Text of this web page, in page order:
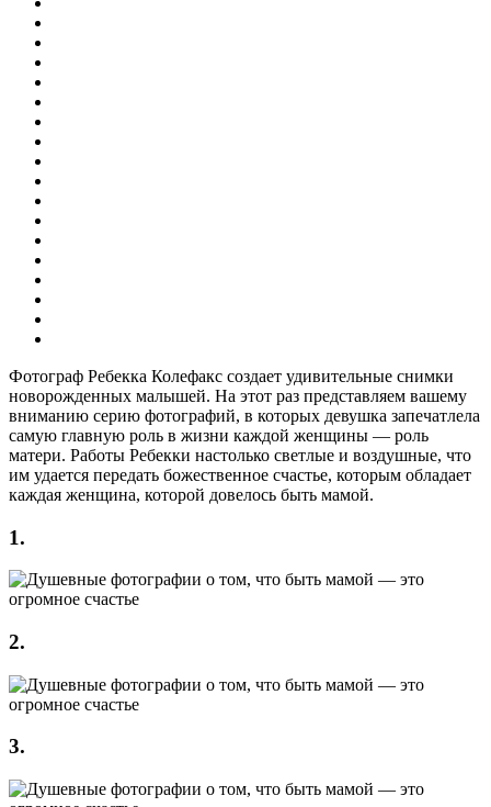
Фотограф Ребекка Колефакс создает удивительные снимки
новорожденных малышей. На этот раз представляем вашему
вниманию серию фотографий, в которых девушка запечатлела
самую главную роль в жизни каждой женщины — роль
матери. Работы Ребекки настолько светлые и воздушные, что
им удается передать божественное счастье, которым обладает
каждая женщина, которой довелось быть мамой.
1.
2.
3.